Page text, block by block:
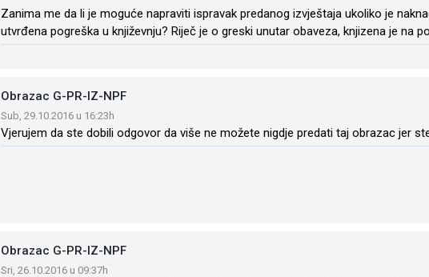
Zanima me da li je moguće napraviti ispravak predanog izvještaja ukoliko je
utvrđena pogreška u književnju? Riječ je o greski unutar obaveza, knjizena je na
Obrazac G-PR-IZ-NPF
Sub, 29.10.2016 u 16:23h
Vjerujem da ste dobili odgovor da više ne možete nigdje predati taj obrazac jer
Obrazac G-PR-IZ-NPF
Sri, 26.10.2016 u 09:37h